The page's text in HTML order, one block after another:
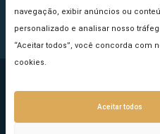
navegação, exibir anúncios ou
personalizado e analisar nosso
“Aceitar todos”, você concorda com
cookies.
Aceitar todos
Princípios Editoriais
Copyright © 2026 -